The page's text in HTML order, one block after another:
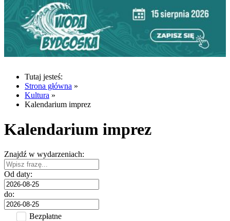
Tutaj jesteś:
Strona główna »
Kultura »
Kalendarium imprez
Kalendarium imprez
Znajdź w wydarzeniach:
Od daty:
do:
Bezpłatne